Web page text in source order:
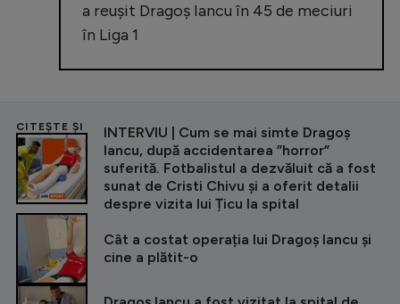
a reușit Dragoș Iancu în 45 de meciuri
în Liga 1
CITEȘTE ȘI
INTERVIU | Cum se mai simte Dragoș
Iancu, după accidentarea ”horror”
suferită. Fotbalistul a dezvăluit că a fost
sunat de Cristi Chivu și a oferit detalii
despre vizita lui Țicu la spital
Cât a costat operația lui Dragoș Iancu și
cine a plătit-o